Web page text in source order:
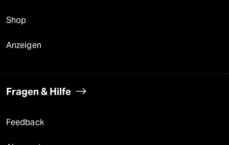
Shop
Anzeigen
Fragen & Hilfe
Feedback